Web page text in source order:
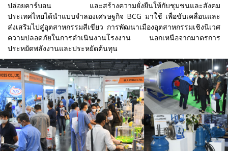
ปล่อยคาร์บอน และสร้างความยั่งยืนให้กับชุมชนและสังคม
ประเทศไทยได้นำแบบจำลองเศรษฐกิจ BCG มาใช้ เพื่อขับเคลื่อนและ
ส่งเสริมไปสู่อุตสาหกรรมสีเขียว การพัฒนาเมืองอุตสาหกรรมเชิงนิเวศ
ความปลอดภัยในการดำเนินงานโรงงาน นอกเหนือจากมาตรการ
ประหยัดพลังงานและประหยัดต้นทุน